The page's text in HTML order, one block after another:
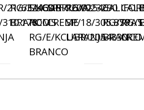
21/632460
RG/E/KCUBR/20/023290
BRANCO
SUGAR
POMS
RG/E/KCUBR/2054830
BRANCO
SPF/16/02546
CREME
RG/A-
SP/18/305.879
LARANJA
RG/
BRANCO
RG/